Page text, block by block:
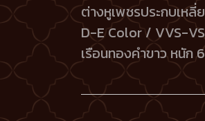
ต่างหูเพชรประกบเห
D-E Color / VVS-
เรือนทองคำขาว หนัก